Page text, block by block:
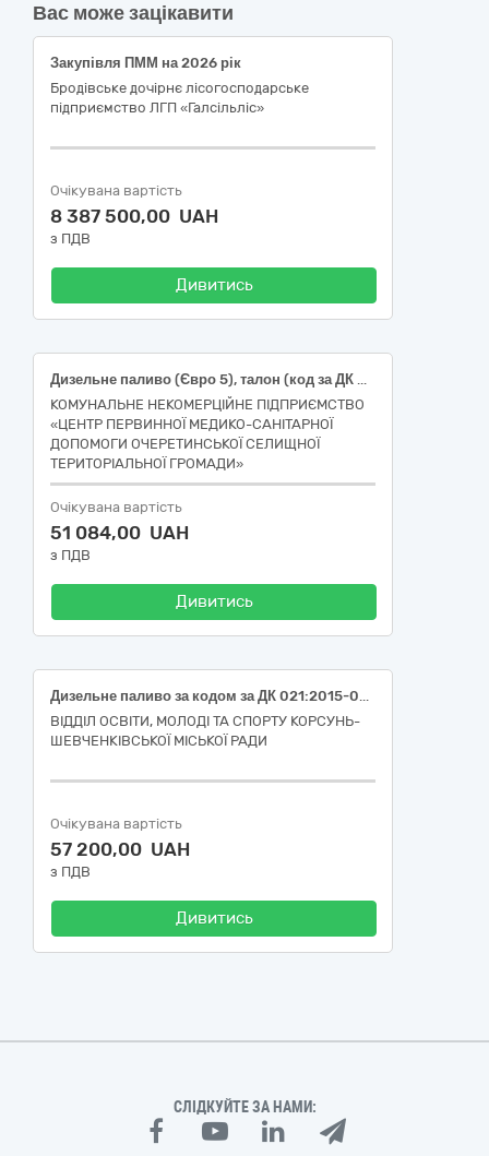
Вас може зацікавити
Закупівля ПММ на 2026 рік
Бродівське дочірнє лісогосподарське
підприємство ЛГП «Галсільліс»
Очікувана вартість
8 387 500,00 UAH
з ПДВ
Дивитись
Дизельне паливо (Євро 5), талон (код за ДК 021:2015: 09130000-9 «Нафта і дистиляти»)
КОМУНАЛЬНЕ НЕКОМЕРЦІЙНЕ ПІДПРИЄМСТВО
«ЦЕНТР ПЕРВИННОЇ МЕДИКО-САНІТАРНОЇ
ДОПОМОГИ ОЧЕРЕТИНСЬКОЇ СЕЛИЩНОЇ
ТЕРИТОРІАЛЬНОЇ ГРОМАДИ»
Очікувана вартість
51 084,00 UAH
з ПДВ
Дивитись
Дизельне паливо за кодом за ДК 021:2015-09130000-9 Нафти та дистиляти
ВІДДІЛ ОСВІТИ, МОЛОДІ ТА СПОРТУ КОРСУНЬ-
ШЕВЧЕНКІВСЬКОЇ МІСЬКОЇ РАДИ
Очікувана вартість
57 200,00 UAH
з ПДВ
Дивитись
СЛІДКУЙТЕ ЗА НАМИ: